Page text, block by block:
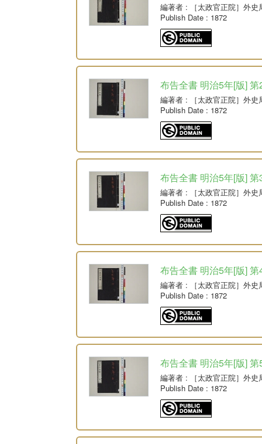
編著者 : ［太政官正院］外史
Publish Date : 1872
布告全書 明治5年[版] 第
編著者 : ［太政官正院］外史
Publish Date : 1872
布告全書 明治5年[版] 第
編著者 : ［太政官正院］外史
Publish Date : 1872
布告全書 明治5年[版] 第
編著者 : ［太政官正院］外史
Publish Date : 1872
布告全書 明治5年[版] 第
編著者 : ［太政官正院］外史
Publish Date : 1872